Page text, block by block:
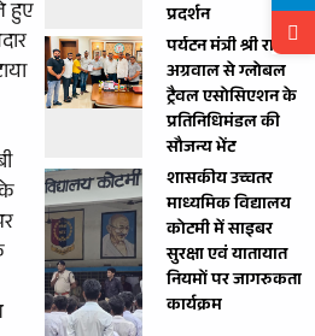
हुए
प्रदर्शन
पर्यटन मंत्री श्री राजेश
अग्रवाल से ग्लोबल
ट्रैवल एसोसिएशन के
प्रतिनिधिमंडल की
सौजन्य भेंट
शासकीय उच्चतर
माध्यमिक विद्यालय
कोटमी में साइबर
सुरक्षा एवं यातायात
नियमों पर जागरुकता
कार्यक्रम